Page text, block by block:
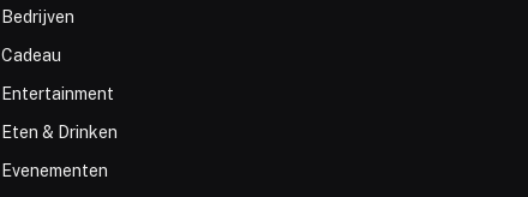
Bedrijven
Cadeau
Entertainment
Eten & Drinken
Evenementen